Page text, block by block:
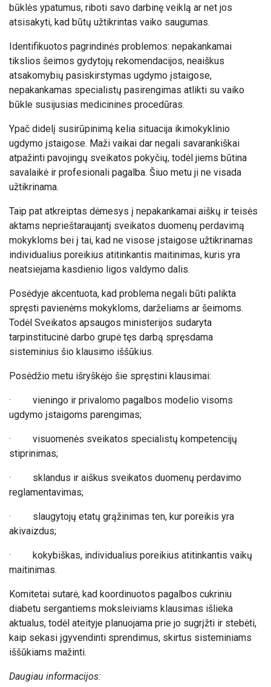
būklės ypatumus, riboti savo darbinę veiklą ar net jos
atsisakyti, kad būtų užtikrintas vaiko saugumas.
Identifikuotos pagrindinės problemos: nepakankamai
tikslios šeimos gydytojų rekomendacijos, neaiškus
atsakomybių pasiskirstymas ugdymo įstaigose,
nepakankamas specialistų pasirengimas atlikti su vaiko
būkle susijusias medicinines procedūras.
Ypač didelį susirūpinimą kelia situacija ikimokyklinio
ugdymo įstaigose. Maži vaikai dar negali savarankiškai
atpažinti pavojingų sveikatos pokyčių, todėl jiems būtina
savalaikė ir profesionali pagalba. Šiuo metu ji ne visada
užtikrinama.
Taip pat atkreiptas dėmesys į nepakankamai aiškų ir teisės
aktams neprieštaraujantį sveikatos duomenų perdavimą
mokykloms bei į tai, kad ne visose įstaigose užtikrinamas
individualius poreikius atitinkantis maitinimas, kuris yra
neatsiejama kasdienio ligos valdymo dalis.
Posėdyje akcentuota, kad problema negali būti palikta
spręsti pavienėms mokykloms, darželiams ar šeimoms.
Todėl Sveikatos apsaugos ministerijos sudaryta
tarpinstitucinė darbo grupė tęs darbą spręsdama
sisteminius šio klausimo iššūkius.
Posėdžio metu išryškėjo šie spręstini klausimai:
· vieningo ir privalomo pagalbos modelio visoms
ugdymo įstaigoms parengimas;
· visuomenės sveikatos specialistų kompetencijų
stiprinimas;
· sklandus ir aiškus sveikatos duomenų perdavimo
reglamentavimas;
· slaugytojų etatų grąžinimas ten, kur poreikis yra
akivaizdus;
· kokybiškas, individualius poreikius atitinkantis vaikų
maitinimas.
Komitetai sutarė, kad koordinuotos pagalbos cukriniu
diabetu sergantiems moksleiviams klausimas išlieka
aktualus, todėl ateityje planuojama prie jo sugrįžti ir stebėti,
kaip sekasi įgyvendinti sprendimus, skirtus sisteminiams
iššūkiams mažinti.
Daugiau informacijos: